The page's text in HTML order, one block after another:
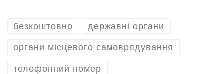
безкоштовно державні органи
органи місцевого самоврядування
телефонний номер